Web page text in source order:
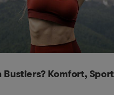
Bustiers? Komfort,